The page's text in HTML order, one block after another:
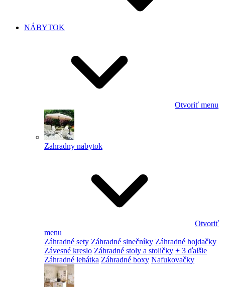
NÁBYTOK
Otvoriť menu
Zahradny nabytok
Otvoriť
menu
Záhradné sety Záhradné slnečníky Záhradné hojdačky
Závesné kreslo Záhradné stoly a stoličky + 3 ďalšie
Záhradné lehátka Záhradné boxy Nafukovačky